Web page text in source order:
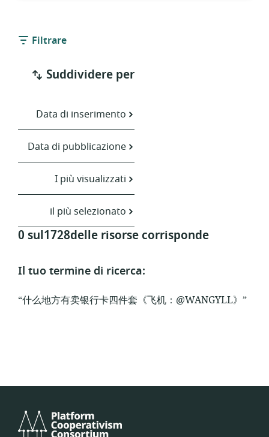
Filtrare
Suddividere per
Data di inserimento
Data di pubblicazione
I più visualizzati
il più selezionato
0 sul1728delle risorse corrisponde
Il tuo termine di ricerca:
“什么地方有卖银行卡四件套《飞机：@WANGYLL》”